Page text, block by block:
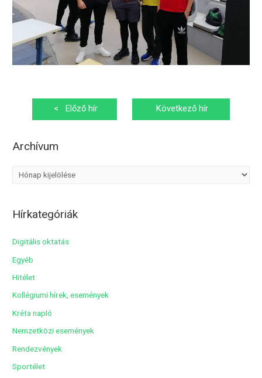
Bejegyzés
navigáció
< Előző hír
Következő hír
Archívum
hHírkategóriák
Digitális oktatás
Egyéb
Hitélet
Kollégiumi hírek, események
Kréta napló
Nemzetközi események
Rendezvények
Sportélet